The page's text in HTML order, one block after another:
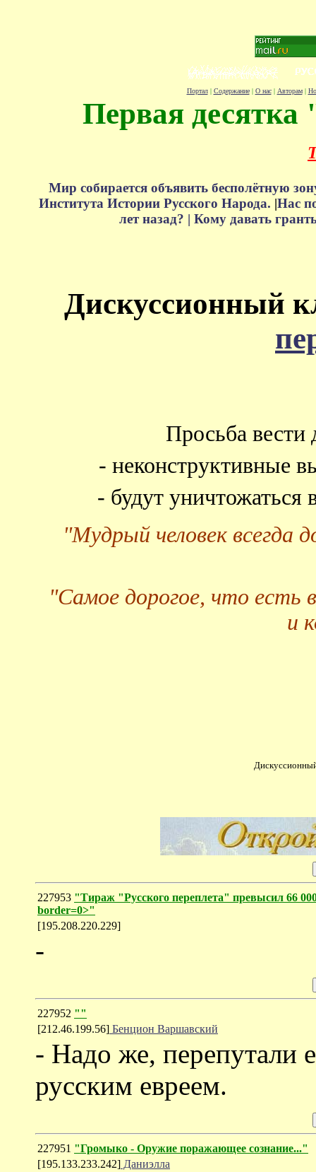
Портал| Содержание| О нас| Авторам|
Первая десятка
Мир собирается объявить бесполётную
Института Истории Русского Народа. |Нас
лет назад? | Кому давать
Дискуссионный
Просьба вести
- неконструктивные
- будут
"Мудрый человек всегда
"Самое дорогое, что есть
и
227953 "Тираж "Русского переплета" превысил 66
border=0>"
[195.208.220.229]
-
227952 ""
[212.46.199.56] Бенцион Варшавский
- Надо же, перепутали
русским евреем.
227951 "Громыко - Оружие поражающее сознание..."
[195.133.233.242] Даниэлла